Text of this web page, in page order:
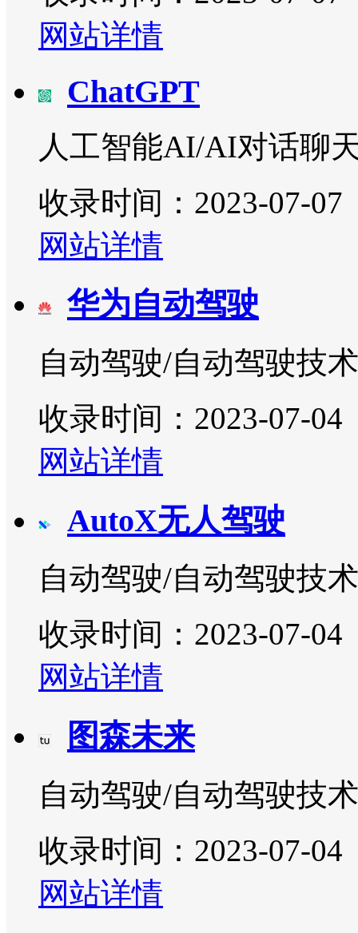
网站详情
ChatGPT
人工智能AI/AI对话聊
收录时间：2023-07-07
网站详情
华为自动驾驶
自动驾驶/自动驾驶技术
收录时间：2023-07-04
网站详情
AutoX无人驾驶
自动驾驶/自动驾驶技术
收录时间：2023-07-04
网站详情
图森未来
自动驾驶/自动驾驶技术
收录时间：2023-07-04
网站详情